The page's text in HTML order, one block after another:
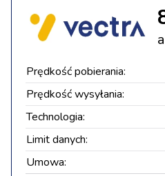
Prędkość pobierania:
Prędkość wysyłania:
Technologia:
Limit danych:
Umowa: